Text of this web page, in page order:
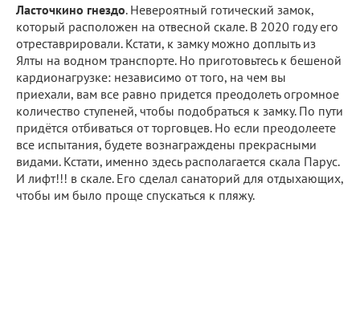
Ласточкино гнездо. Невероятный готический замок,
который расположен на отвесной скале. В 2020 году его
отреставрировали. Кстати, к замку можно доплыть из
Ялты на водном транспорте. Но приготовьтесь к бешеной
кардионагрузке: независимо от того, на чем вы
приехали, вам все равно придется преодолеть огромное
количество ступеней, чтобы подобраться к замку. По пути
придётся отбиваться от торговцев. Но если преодолеете
все испытания, будете вознаграждены прекрасными
видами. Кстати, именно здесь располагается скала Парус.
И лифт!!! в скале. Его сделал санаторий для отдыхающих,
чтобы им было проще спускаться к пляжу.